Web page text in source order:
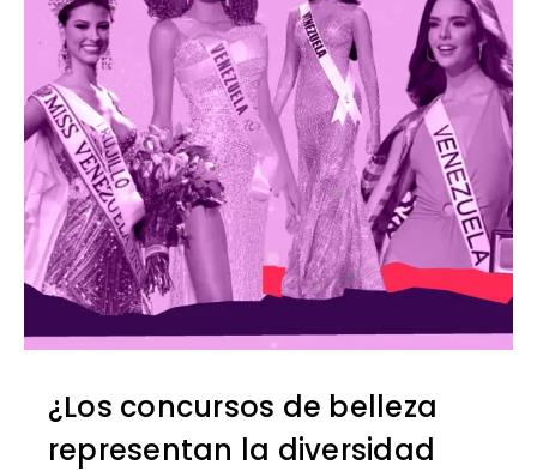
¿Los concursos de belleza
representan la diversidad